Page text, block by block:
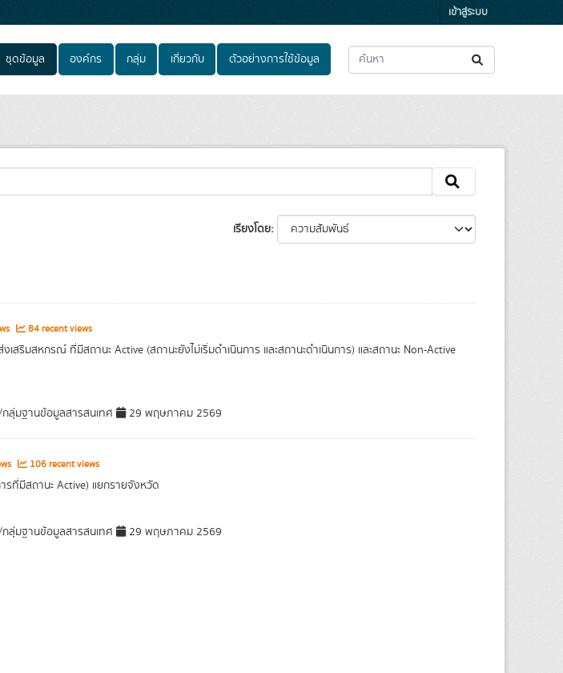
เข้าสู่ระบบ
ชุดข้อมูล องค์กร กลุ่ม เกี่ยวกับ ตัวอย่างการใช้ข้อมูล
เรียงโดย
84 recent views
ริมสหกรณ์ ที่มีสถานะ Active (สถานะยังไม่เริ่มดำเนินการ และสถานะดำเนินการ) และสถานะ Non-Active
ลุ่มฐานข้อมูลสารสนเทศ 29 พฤษภาคม 2569
106 recent views
ที่มีสถานะ Active) แยกรายจังหวัด
ลุ่มฐานข้อมูลสารสนเทศ 29 พฤษภาคม 2569